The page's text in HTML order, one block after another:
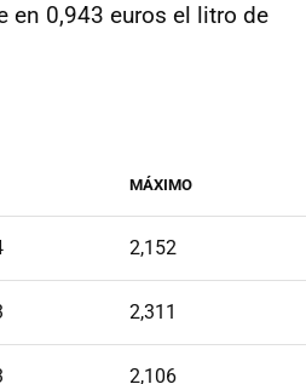
en 0,943 euros el litro de
MÁXIMO
2,152
2,311
2,106